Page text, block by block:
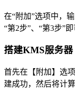
在“附加”选项中，
“第2步”、“第3步”即
搭建KMS服务器
首先在【附加】选
建成功，然后将计